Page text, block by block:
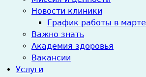
Новости клиники
График работы в марте
Важно знать
Академия здоровья
Вакансии
Услуги